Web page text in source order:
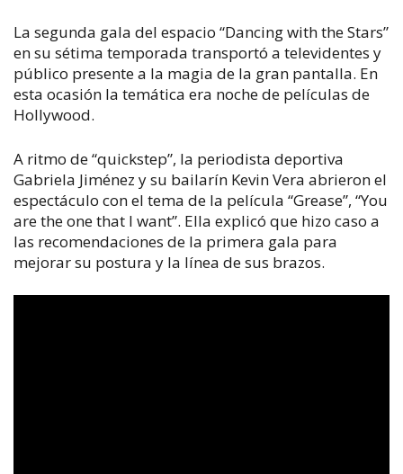
La segunda gala del espacio “Dancing with the Stars”
en su sétima temporada transportó a televidentes y
público presente a la magia de la gran pantalla. En
esta ocasión la temática era noche de películas de
Hollywood.
A ritmo de “quickstep”, la periodista deportiva
Gabriela Jiménez y su bailarín Kevin Vera abrieron el
espectáculo con el tema de la película “Grease”, “You
are the one that I want”. Ella explicó que hizo caso a
las recomendaciones de la primera gala para
mejorar su postura y la línea de sus brazos.